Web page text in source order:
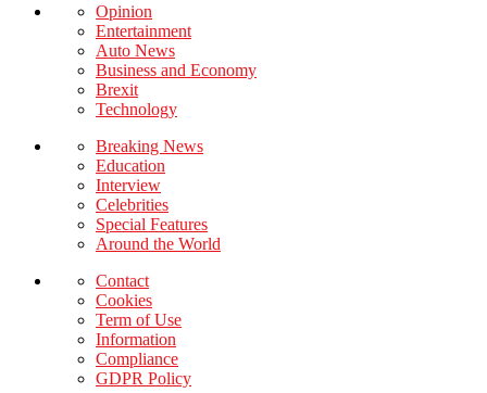
Opinion
Entertainment
Auto News
Business and Economy
Brexit
Technology
Breaking News
Education
Interview
Celebrities
Special Features
Around the World
Contact
Cookies
Term of Use
Information
Compliance
GDPR Policy